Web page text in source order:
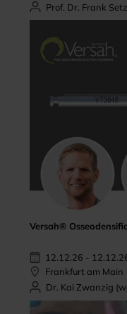
Prof. Dr. Frank
Versah®
12.12.26 -
Frankfurt am Main
Dr. Kai Zwanzig